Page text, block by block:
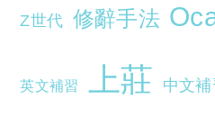
Z世代 修辭手法
英文補習 上莊 中文補